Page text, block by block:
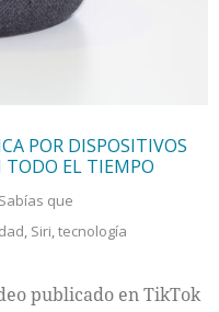
POR DISPOSITIVOS
TODO EL TIEMPO
Sabías que
, Siri,tecnología
publicado en TikTok